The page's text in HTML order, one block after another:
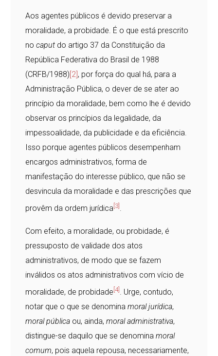
Aos agentes públicos é devido preservar a
moralidade, a probidade. É o que está prescrito
nocaput do artigo 37 da Constituição da
República Federativa do Brasil de 1988
(CRFB/1988)[2], por força do qual há, para a
Administração Pública, o dever de se ater ao
princípio da moralidade, bem como lhe é devido
observar os princípios da legalidade, da
impessoalidade, da publicidade e da eficiência.
Isso porque agentes públicos desempenham
encargos administrativos, forma de
manifestação do interesse público, que não se
desvincula da moralidade e das prescrições que
provêm da ordem jurídica[3] .
Com efeito, a moralidade, ou probidade, é
pressuposto de validade dos atos
administrativos, de modo que se fazem
inválidos os atos administrativos com vício de
moralidade, de probidade [4] . Urge, contudo,
notar que o que se denominamoral jurídica,
moral pública ou, ainda,moral administrativa,
distingue-se daquilo que se denominamoral
comum, pois aquela repousa, necessariamente,